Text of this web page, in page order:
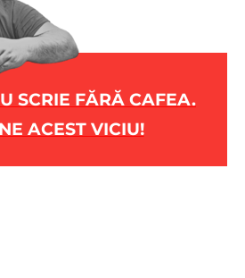
SCRIE FĂRĂ CAFEA.
ACEST VICIU!